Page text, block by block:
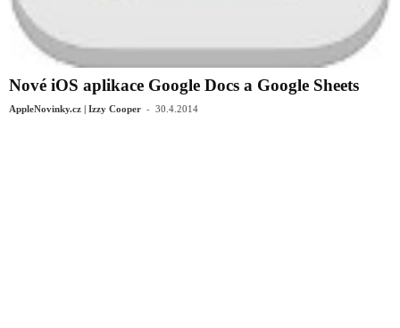
Nové iOS aplikace Google Docs a Google Sheets
AppleNovinky.cz | Izzy Cooper - 30.4.2014